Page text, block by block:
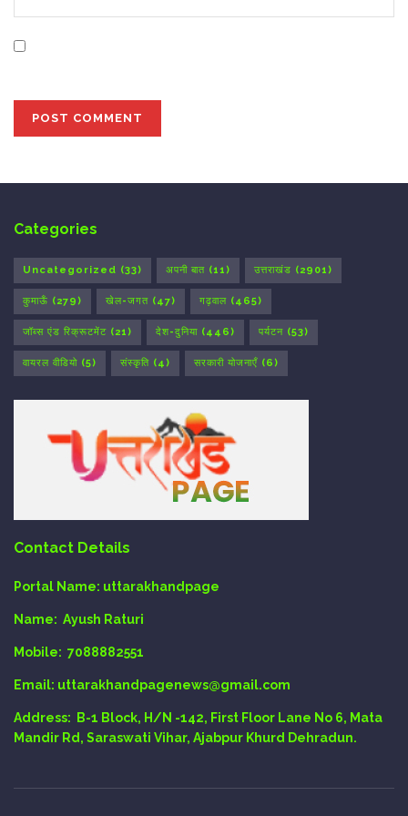
Categories
Uncategorized (33) अपनी बात (11) उत्तराखंड (2901)
कुमाऊँ (279) खेल-जगत (47) गढ़वाल (465)
जॉब्स एंड रिक्रूटमेंट (21) देश-दुनिया (446) पर्यटन (53)
वायरल वीडियो (5) संस्कृति (4) सरकारी योजनाएँ (6)
Contact Details
Portal Name: uttarakhandpage
Name: Ayush Raturi
Mobile: 7088882551
Email: uttarakhandpagenews@gmail.com
Address:
B-1 Block, H/N -142, First Floor Lane No 6, Mata
Mandir Rd, Saraswati Vihar, Ajabpur Khurd Dehradun.